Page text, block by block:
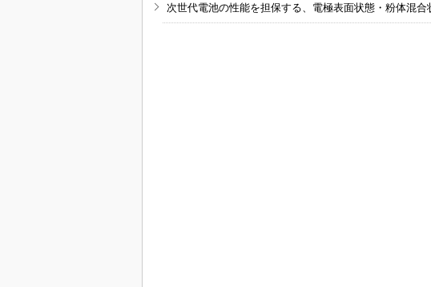
次世代電池の性能を担保する、電極表面状態・粉体混